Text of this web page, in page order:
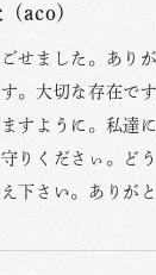
(aco)
せました。あり
。大切な存在で
すように。私達
りくださぃ。ど
下さい。ありが